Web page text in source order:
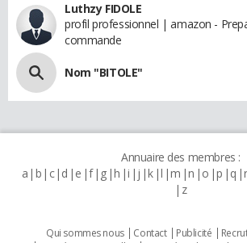
Luthzy FIDOLE
profil professionnel | amazon -
commande
Nom "BITOLE"
Annuaire des membres :
a b c d e f g h i j k l m n o p q r
z
Qui sommes nous Contact Publicité